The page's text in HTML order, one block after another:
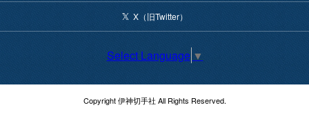
X（旧Twitter）
Select Language ▼
Copyright 伊神切手社 All Rights Reserved.